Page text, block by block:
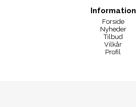
Information
Forside
Nyheder
Tilbud
Vilkår
Profil